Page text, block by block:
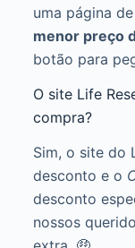
uma página
menor preço
botão para
O site Life
compra?
Sim, o site do
desconto e o
desconto
nossos